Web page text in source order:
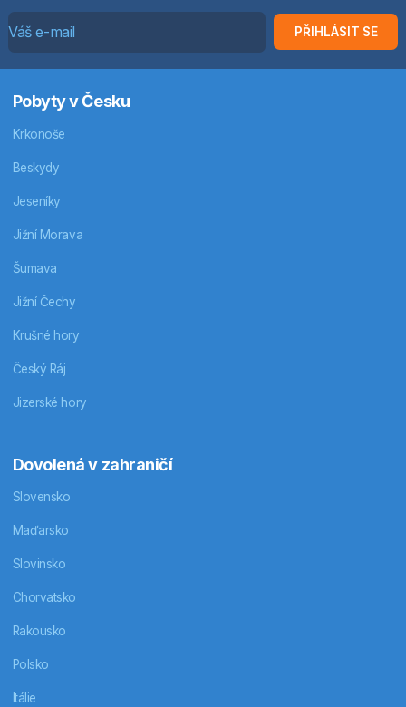
PŘIHLÁSIT SE
Pobyty v Česku
Krkonoše
Beskydy
Jeseníky
Jižní Morava
Šumava
Jižní Čechy
Krušné hory
Český Ráj
Jizerské hory
Dovolená v zahraničí
Slovensko
Maďarsko
Slovinsko
Chorvatsko
Rakousko
Polsko
Itálie